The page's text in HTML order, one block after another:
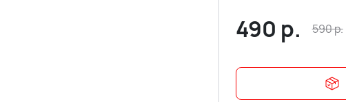
490 р. 590р.